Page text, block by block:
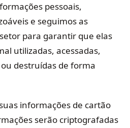
pessoais,
​​e seguimos as
para garantir que elas
utilizadas, acessadas,
destruídas de forma
informações de cartão
serão criptografadas